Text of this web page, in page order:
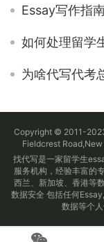
Essay写作指南
如何处理留学
为啥代写代考
Copyright © 2011-
Fieldcrest Road,New
找代写是一家留学生
服务机构，经验丰富的
西兰、新加坡、香港等
数据安全 包括任何
数据等个